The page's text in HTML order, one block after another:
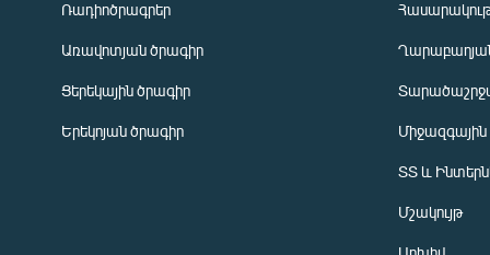
Ռադիոծրագրեր
Առավոտյան ծրագիր
Ցերեկային ծրագիր
Երեկոյան ծրագիր Միջազգային
ՏՏ և
Մշակույթ